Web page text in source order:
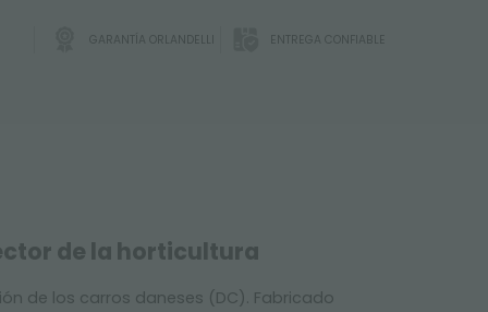
GARANTÍA ORLANDELLI ENTREGA CONFIABLE
de la horticultura
de los carros daneses (DC). Fabricado